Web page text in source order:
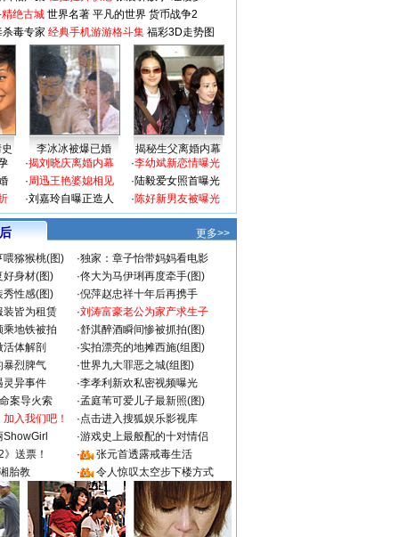
绝古城 世界名著 平凡的世界 货币战争2
毒专家 经典手机游游格斗集 福彩3D走势图
李冰冰被爆已婚
揭秘生父离婚内幕
·揭刘晓庆离婚内幕
·周迅王艳婆媳相见
·刘嘉玲自曝正造人
·李幼斌新恋情曝光
·陆毅爱女照首曝光
·陈好新男友被曝光
更多>>
喂猕猴桃(图)
·独家：章子怡带妈妈看电影
好身材(图)
·佟大为马伊琍再度牵手(图)
秀性感(图)
·倪萍赵忠祥十年后再携手
装皆为租赁
·刘涛富豪老公为家产求生子
乘地铁被拍
·舒淇醉酒瞬间惨被抓拍(图)
体解剖
·实拍漂亮的地摊西施(组图)
暴烈脾气
·世界九大罪恶之城(组图)
灵异事件
·李孝利新欢私密视频曝光
案导火索
·孟庭苇可爱儿子最新照(图)
入我们吧！
·点击进入搜狐娱乐影视库
·游戏史上最般配的十对情侣
送票！
·
张元首透露戒毒生活
胎教
· 令人惊叹太空步下楼方式